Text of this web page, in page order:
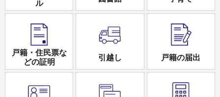
ル
戸籍・住民票な
どの証明
引越し 戸籍の届出